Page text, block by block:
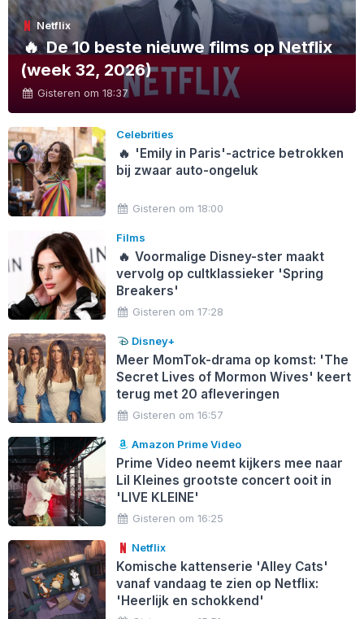
Netflix
🔥De 10 beste nieuwe films op Netflix
(week 32, 2026)
Gisteren om 18:37
Celebrities
🔥 'Emily in Paris'-actrice betrokken
bij zwaar auto-ongeluk
Gisteren om 18:00
Films
🔥 Voormalige Disney-ster maakt
vervolg op cultklassieker 'Spring
Breakers'
Gisteren om 17:28
Disney+
Meer MomTok-drama op komst: 'The
Secret Lives of Mormon Wives' keert
terug met 20 afleveringen
Gisteren om 16:57
Amazon Prime Video
Prime Video neemt kijkers mee naar
Lil Kleines grootste concert ooit in
'LIVE KLEINE'
Gisteren om 16:25
Netflix
Komische kattenserie 'Alley Cats'
vanaf vandaag te zien op Netflix:
'Heerlijk en schokkend'